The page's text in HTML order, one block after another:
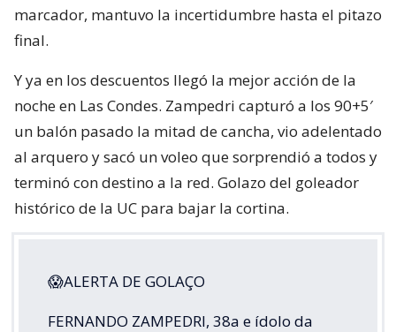
marcador, mantuvo la incertidumbre hasta el pitazo
final.
Y ya en los descuentos llegó la mejor acción de la
noche en Las Condes. Zampedri capturó a los 90+5′
un balón pasado la mitad de cancha, vio adelentado
al arquero y sacó un voleo que sorprendió a todos y
terminó con destino a la red. Golazo del goleador
histórico de la UC para bajar la cortina.
😱ALERTA DE GOLAÇO
FERNANDO ZAMPEDRI, 38a e ídolo da